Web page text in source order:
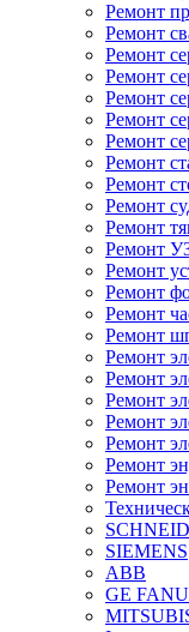
Ремонт
Ремонт
Ремонт
Ремонт
Ремонт
Ремонт
Ремонт
Ремонт
Ремонт
Ремонт
Ремонт
Ремонт
Ремонт
Ремонт
Ремонт
Ремонт
Ремонт
Ремонт
Ремонт
Ремонт
Ремонт
Ремонт
Ремонт
SIEMENS
ABB
GE